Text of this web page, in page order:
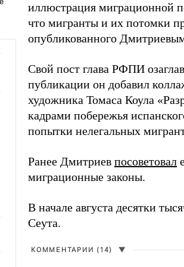
иллюстрация миграционной
что мигранты и их потомки
опубликованного
Свой пост глава РФПИ
публикации он добавил
художника Томаса Коула
кадрами побережья
попытки нелегальных
Ранее Дмитриев посоветовал
миграционные законы.
В начале августа десятки
Сеута.
КОММЕНТАРИИ (14) ▼